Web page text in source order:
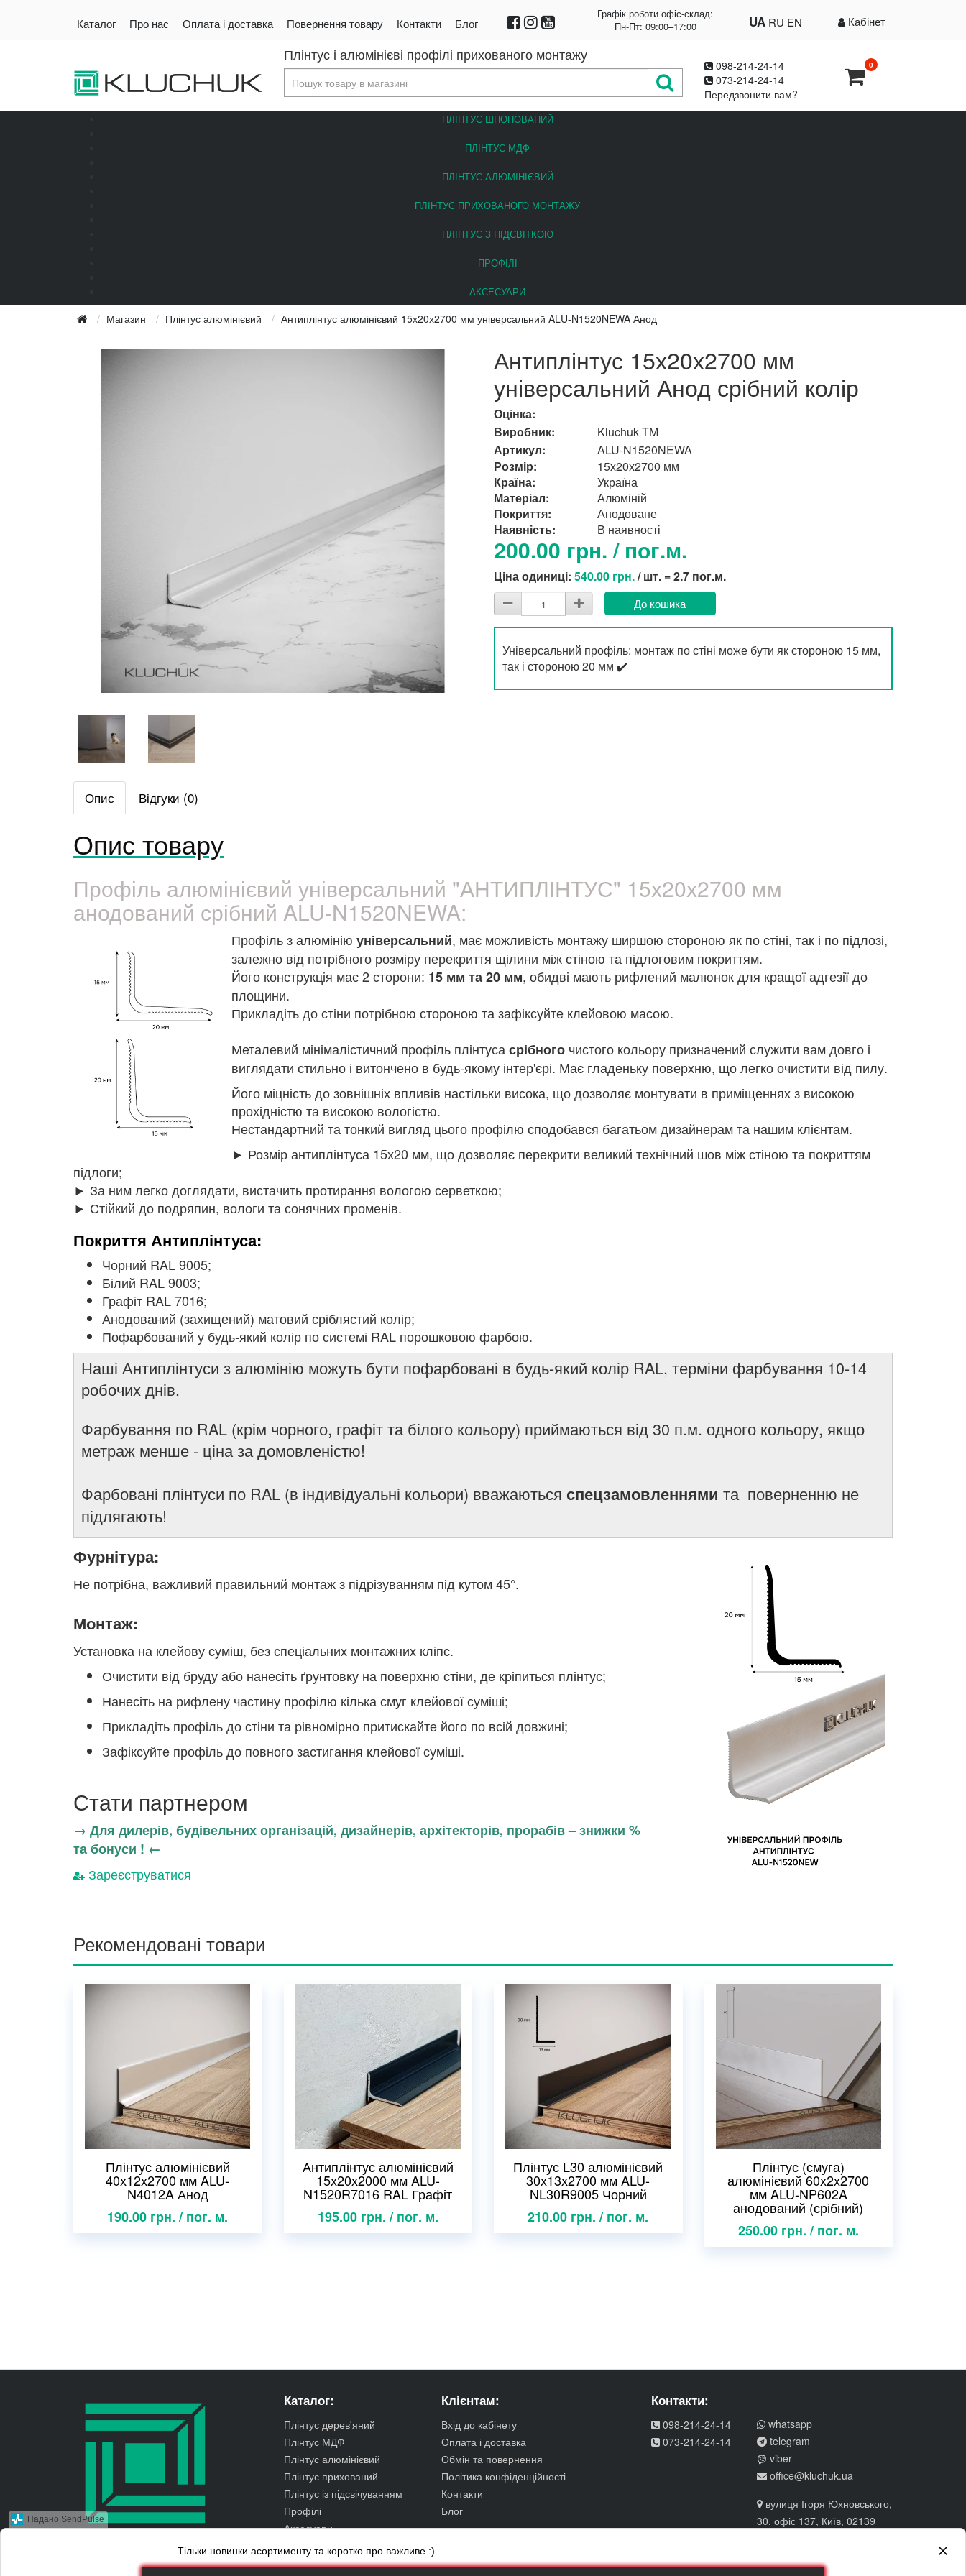
Каталог Про нас Оплата і доставка Повернення товару Контакти Блог Кабінет
UA RU EN
Графік роботи офіс-склад:
Пн-Пт: 09:00–17:00
Плінтус і алюмінієві профілі прихованого монтажу
098-214-24-14
073-214-24-14
Передзвонити вам?
0
ПЛІНТУС ШПОНОВАНИЙ
ПЛІНТУС МДФ
ПЛІНТУС АЛЮМІНІЄВИЙ
ПЛІНТУС ПРИХОВАНОГО МОНТАЖУ
ПЛІНТУС З ПІДСВІТКОЮ
ПРОФІЛІ
АКСЕСУАРИ
Магазин Плінтус алюмінієвий Антиплінтус алюмінієвий 15х20х2700 мм універсальний ALU-N1520NEWA Анод
Антиплінтус 15х20х2700 мм
універсальний Анод срібний колір
Оцінка:
Виробник:
Kluchuk TM
Артикул:
ALU-N1520NEWA
Розмір:
15х20х2700 мм
Країна:
Україна
Матеріал:
Алюміній
Покриття:
Анодоване
Наявність:
В наявності
200.00 грн. / пог.м.
Ціна одиниці: 540.00 грн./ шт. = 2.7 пог.м.
До кошика
Універсальний профіль: монтаж по стіні може бути як стороною 15 мм,
так і стороною 20 мм ✔️
Опис Відгуки (0)
Опис товару
Профіль алюмінієвий універсальний "АНТИПЛІНТУС" 15х20х2700 мм
анодований срібний ALU-N1520NEWA:
Профіль з алюмінію універсальний, має можливість монтажу ширшою стороною як по стіні, так і по підлозі,
залежно від потрібного розміру перекриття щілини між стіною та підлоговим покриттям.
Його конструкція має 2 сторони: 15 мм та 20 мм, обидві мають рифлений малюнок для кращої адгезії до
площини.
Прикладіть до стіни потрібною стороною та зафіксуйте клейовою масою.
Металевий мінімалістичний профіль плінтуса срібного чистого кольору призначений служити вам довго і
виглядати стильно і витончено в будь-якому інтер'єрі. Має гладеньку поверхню, що легко очистити від пилу.
Його міцність до зовнішніх впливів настільки висока, що дозволяє монтувати в приміщеннях з високою
прохідністю та високою вологістю.
Нестандартний та тонкий вигляд цього профілю сподобався багатьом дизайнерам та нашим клієнтам.
► Розмір антиплінтуса 15х20 мм, що дозволяє перекрити великий технічний шов між стіною та покриттям
підлоги;
► За ним легко доглядати, вистачить протирання вологою серветкою;
► Стійкий до подряпин, вологи та сонячних променів.
Покриття Антиплінтуса:
Чорний RAL 9005;
Білий RAL 9003;
Графіт RAL 7016;
Анодований (захищений) матовий сріблястий колір;
Пофарбований у будь-який колір по системі RAL порошковою фарбою.
Наші Антиплінтуси з алюмінію можуть бути пофарбовані в будь-який колір RAL, терміни фарбування 10-14
робочих днів.
Фарбування по RAL (крім чорного, графіт та білого кольору) приймаються від 30 п.м. одного кольору, якщо
метраж менше - ціна за домовленістю!
Фарбовані плінтуси по RAL (в індивідуальні кольори) вважаються спецзамовленнями та поверненню не
підлягають!
Фурнітура:
Не потрібна, важливий правильний монтаж з підрізуванням під кутом 45°.
Монтаж:
Установка на клейову суміш, без спеціальних монтажних кліпс.
Очистити від бруду або нанесіть ґрунтовку на поверхню стіни, де кріпиться плінтус;
Нанесіть на рифлену частину профілю кілька смуг клейової суміші;
Прикладіть профіль до стіни та рівномірно притискайте його по всій довжині;
Зафіксуйте профіль до повного застигання клейової суміші.
Стати партнером
→ Для дилерів, будівельних організацій, дизайнерів, архітекторів, прорабів – знижки %
та бонуси ! ←
Зареєструватися
Рекомендовані товари
Плінтус алюмінієвий
40х12х2700 мм ALU-
N4012A Анод
190.00 грн. / пог. м.
Антиплінтус алюмінієвий
15х20х2000 мм ALU-
N1520R7016 RAL Графіт
195.00 грн. / пог. м.
Плінтус L30 алюмінієвий
30х13х2700 мм ALU-
NL30R9005 Чорний
210.00 грн. / пог. м.
Плінтус (смуга)
алюмінієвий 60х2х2700
мм ALU-NP602A
анодований (срібний)
250.00 грн. / пог. м.
Каталог:
Плінтус дерев'яний
Плінтус МДФ
Плінтус алюмінієвий
Плінтус прихований
Плінтус із підсвічуванням
Профілі
Аксесуари
Клієнтам:
Вхід до кабінету
Оплата і доставка
Обмін та повернення
Політика конфіденційності
Контакти
Блог
Контакти:
098-214-24-14
073-214-24-14
whatsapp
telegram
viber
office@kluchuk.ua
вулиця Ігоря Юхновського,
30, офіс 137, Київ, 02139
Тільки новинки асортименту та коротко про важливе :)
Надано SendPulse